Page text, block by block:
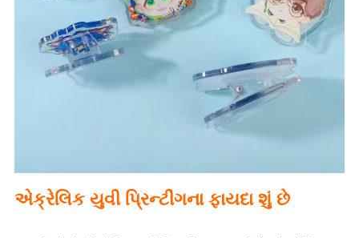
એક્રેલિક યુવી પ્રિન્ટીંગના ફાયદા શું છે